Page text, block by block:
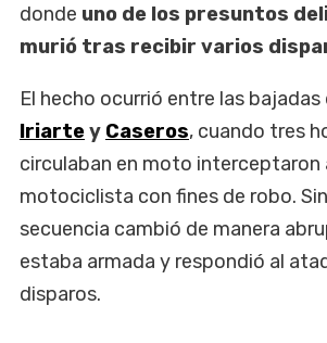
donde uno de los presuntos
murió tras recibir varios
El hecho ocurrió entre las bajadas
Iriartey Caseros, cuando tres
circulaban en moto interceptaron
motociclista con fines de robo.
secuencia cambió de manera
estaba armada y respondió al
disparos.